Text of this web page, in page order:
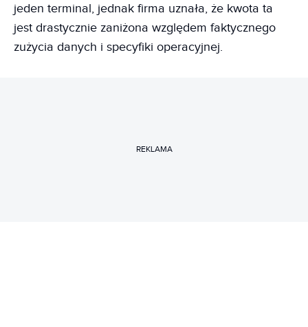
jeden terminal, jednak firma uznała, że kwota ta
jest drastycznie zaniżona względem faktycznego
zużycia danych i specyfiki operacyjnej.
REKLAMA